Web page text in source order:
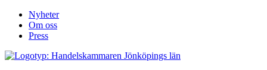
Nyheter
Om oss
Press